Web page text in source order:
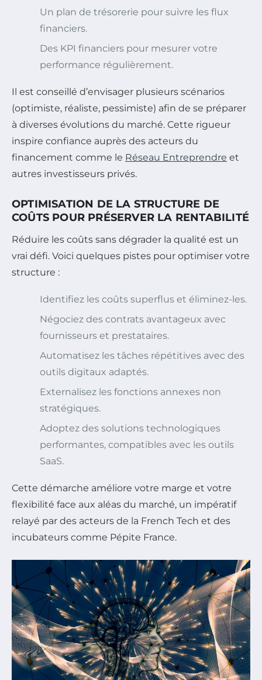
Un plan de trésorerie pour suivre les flux
financiers.
Des KPI financiers pour mesurer votre
performance régulièrement.
Il est conseillé d’envisager plusieurs scénarios
(optimiste, réaliste, pessimiste) afin de se préparer
à diverses évolutions du marché. Cette rigueur
inspire confiance auprès des acteurs du
financement comme le Réseau Entreprendre et
autres investisseurs privés.
OPTIMISATION DE LA STRUCTURE DE
COÛTS POUR PRÉSERVER LA RENTABILITÉ
Réduire les coûts sans dégrader la qualité est un
vrai défi. Voici quelques pistes pour optimiser votre
structure :
Identifiez les coûts superflus et éliminez-les.
Négociez des contrats avantageux avec
fournisseurs et prestataires.
Automatisez les tâches répétitives avec des
outils digitaux adaptés.
Externalisez les fonctions annexes non
stratégiques.
Adoptez des solutions technologiques
performantes, compatibles avec les outils
SaaS.
Cette démarche améliore votre marge et votre
flexibilité face aux aléas du marché, un impératif
relayé par des acteurs de la French Tech et des
incubateurs comme Pépite France.